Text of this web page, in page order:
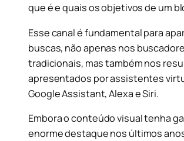
que é e quais os objetivos de um
Esse canal é fundamental para
buscas, não apenas nos
tradicionais, mas também nos
apresentados por assistentes
Google Assistant, Alexa e Siri.
Embora o conteúdo visual tenha
enorme destaque nos últimos